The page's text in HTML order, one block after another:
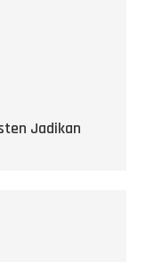
Jadikan